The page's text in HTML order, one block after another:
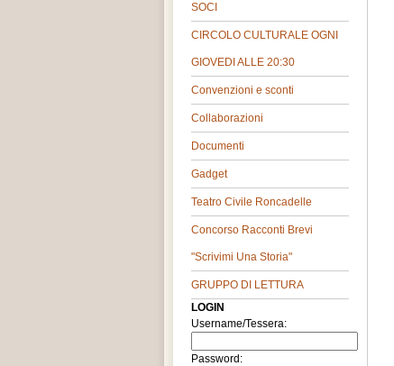
SOCI
CIRCOLO CULTURALE OGNI
GIOVEDI ALLE 20:30
Convenzioni e sconti
Collaborazioni
Documenti
Gadget
Teatro Civile Roncadelle
Concorso Racconti Brevi
"Scrivimi Una Storia"
GRUPPO DI LETTURA
LOGIN
Username/Tessera:
Password: